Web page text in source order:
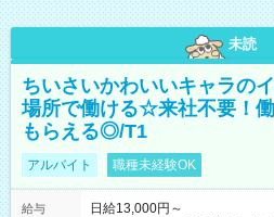
未読
ちいさいかわいいキャラの
場所で働ける☆来社不要！
もらえる◎/T1
アルバイト 職種未経験OK
給与
日給13,000円～